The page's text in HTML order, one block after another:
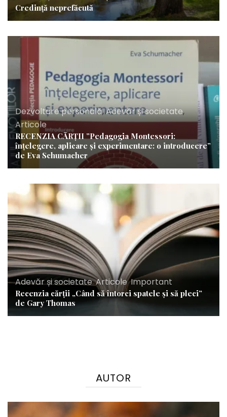
Credință neprefăcută
Dezvoltare personală,Adevăr și societate,
Articole
RECENZIA CĂRȚII ”Pedagogia Montessori:
înțelegere, aplicare și experimentare: o introducere”
de Eva Schumacher
Adevăr și societate,Articole,Important
Recenzia cărții „Când să întorci spatele și să pleci”
de Gary Thomas
AUTOR